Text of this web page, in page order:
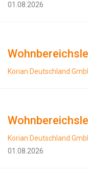
01.08.2026
Korian Deutschland
Korian Deutschland
01.08.2026